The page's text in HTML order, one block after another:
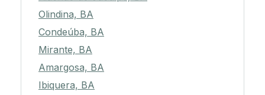
Olindina, BA
Condeúba, BA
Mirante, BA
Amargosa, BA
Ibiquera, BA